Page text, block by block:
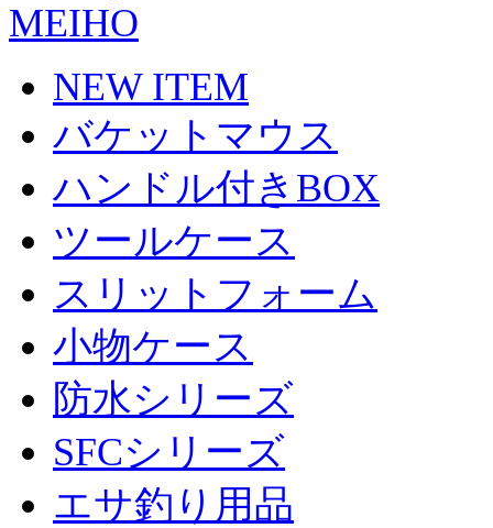
NEW ITEM
バケットマウス
ハンドル付きBOX
ツールケース
スリットフォーム
小物ケース
防水シリーズ
SFCシリーズ
エサ釣り用品